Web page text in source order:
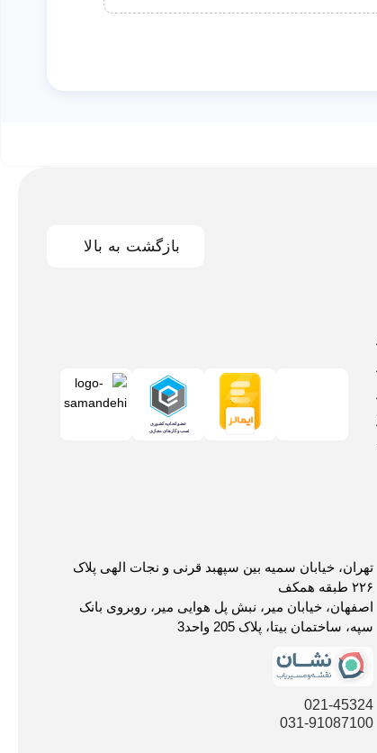
بازگشت به بالا
تهران، خیابان سمیه بین سپهبد قرنی و نجات الهی پلاک
۲۲۶ طبقه همکف
اصفهان، خیابان میر، نبش پل هوایی میر، روبروی بانک
سپه، ساختمان بیتا، پلاک 205 واحد3
021-45324
031-91087100